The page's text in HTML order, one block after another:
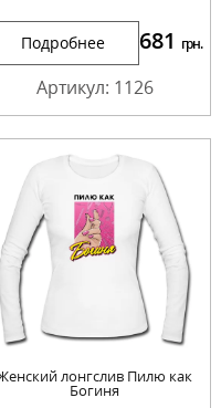
Подробнее 681 грн.
Артикул: 1126
лонгслив Пилю как
Богиня